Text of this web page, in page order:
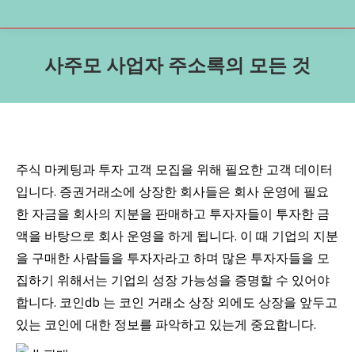
사주모 사업자 주소록의 모든 것
주식 마케팅과 투자 고객 모집을 위해 필요한 고객 데이터
입니다. 증권거래소에 상장한 회사들은 회사 운영에 필요
한 자금을 회사의 지분을 판매하고 투자자들이 투자한 금
액을 바탕으로 회사 운영을 하게 됩니다. 이 때 기업의 지분
을 구매한 사람들을 투자자라고 하며 많은 투자자들을 모
집하기 위해서는 기업의 성장 가능성을 증명할 수 있어야
합니다. 코인db 는 코인 거래소 상장 외에도 상장을 앞두고
있는 코인에 대한 정보를 파악하고 있는게 중요합니다.